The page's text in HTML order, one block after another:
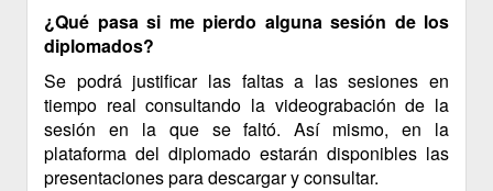
¿Qué pasa si me pierdo alguna sesión de los
diplomados?
Se podrá justificar las faltas a las sesiones en
tiempo real consultando la videograbación de la
sesión en la que se faltó. Así mismo, en la
plataforma del diplomado estarán disponibles las
presentaciones para descargar y consultar.